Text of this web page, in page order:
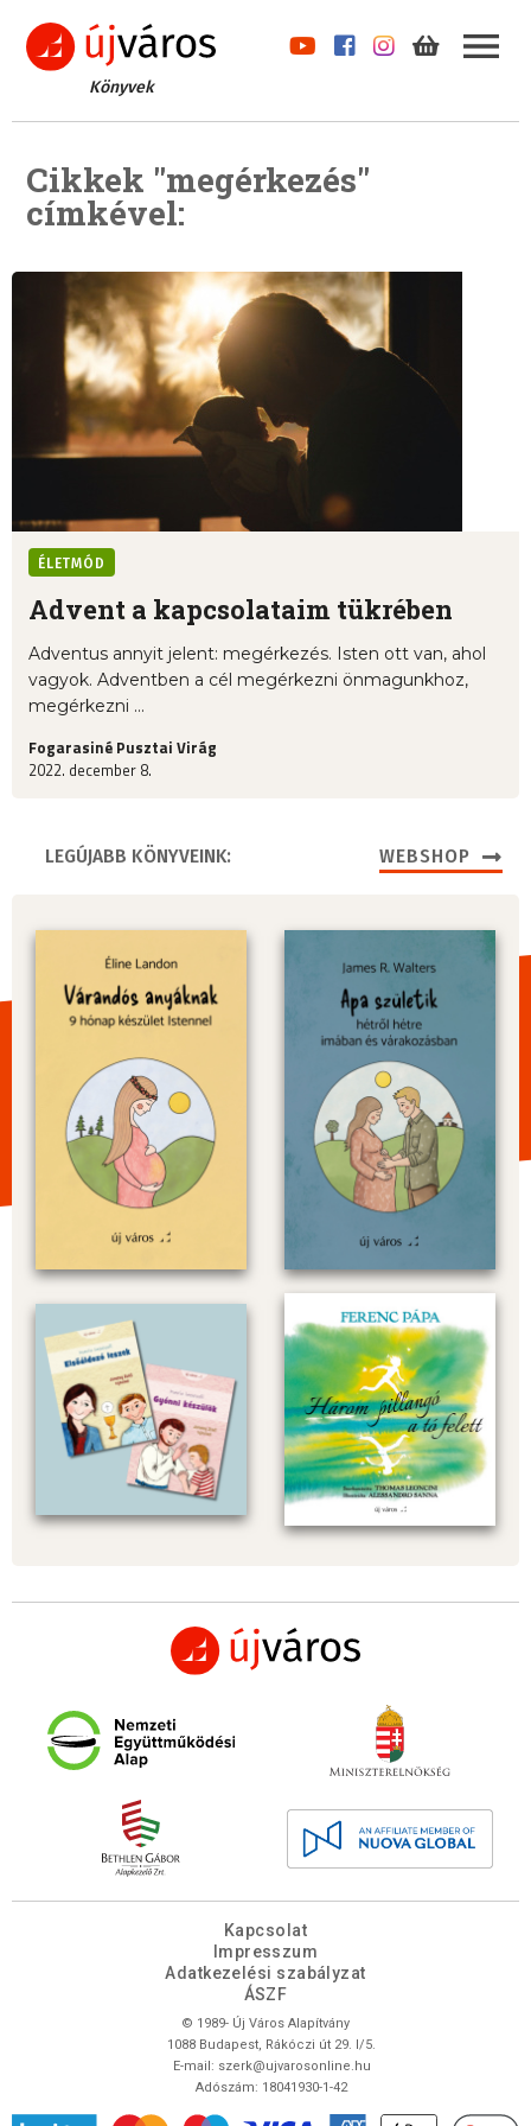
Könyvek
Cikkek "megérkezés"
címkével:
ÉLETMÓD
Advent a kapcsolataim tükrében
Adventus annyit jelent: megérkezés. Isten ott van, ahol
vagyok. Adventben a cél megérkezni önmagunkhoz,
megérkezni ...
Fogarasiné Pusztai Virág
2022. december 8.
LEGÚJABB KÖNYVEINK: WEBSHOP
Kapcsolat
Impresszum
Adatkezelési szabályzat
ÁSZF
© 1989- Új Város Alapítvány
1088 Budapest, Rákóczi út 29. I/5.
E-mail: szerk@ujvarosonline.hu
Adószám: 18041930-1-42